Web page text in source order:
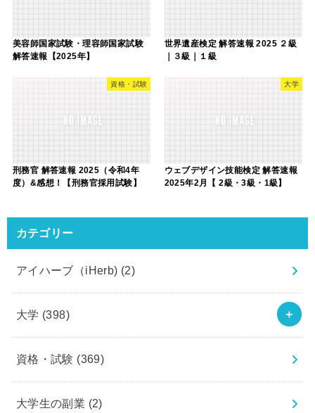
美容師国家試験・理容師国家試験
解答速報【2025年】
世界遺産検定 解答速報 2025 ２級
｜３級｜１級
資格・試験
刑務官 解答速報 2025（令和4年
度）&感想！【刑務官採用試験】
大学
ウェブデザイン技能検定 解答速報
2025年2月【 2級・3級・1級】
カテゴリー
アイハーブ（iHerb) (2)
大学 (398)
資格・試験 (369)
大学生の副業 (2)